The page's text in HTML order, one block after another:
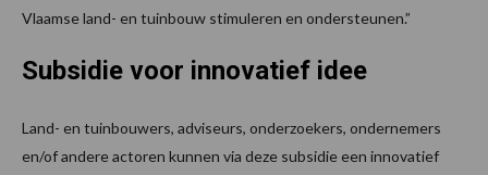
Vlaamse land- en tuinbouw stimuleren en ondersteunen.”
Subsidie voor innovatief idee
Land- en tuinbouwers, adviseurs, onderzoekers, ondernemers
en/of andere actoren kunnen via deze subsidie een innovatief